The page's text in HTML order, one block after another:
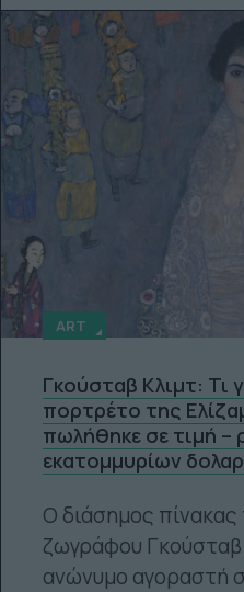
ART
Γκούσταβ Κλιμτ: Τι
πορτρέτο της
πωλήθηκε σε τιμή –
εκατομμυρίων
Ο διάσημος
ζωγράφου
ανώνυμο αγοραστή